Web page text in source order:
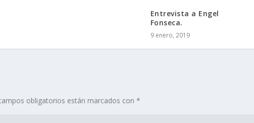
Entrevista a Engel
Fonseca.
9 enero, 2019
obligatorios están marcados con*